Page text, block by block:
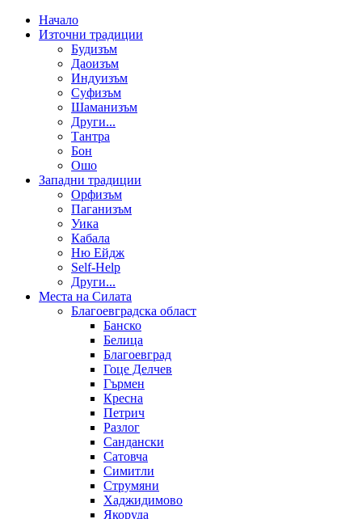
Начало
Източни традиции
Будизъм
Даоизъм
Индуизъм
Суфизъм
Шаманизъм
Други...
Тантра
Бон
Ошо
Западни традиции
Орфизъм
Паганизъм
Уика
Кабала
Ню Ейдж
Self-Help
Други...
Места на Силата
Благоевградска област
Банско
Белица
Благоевград
Гоце Делчев
Гърмен
Кресна
Петрич
Разлог
Сандански
Сатовча
Симитли
Струмяни
Хаджидимово
Якоруда